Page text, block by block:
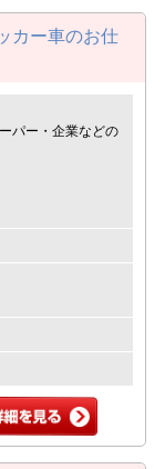
カー車のお仕
ー・企業などの